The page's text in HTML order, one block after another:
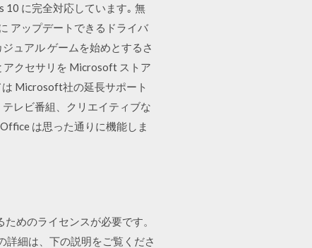
10 に完全対応しています｡ 無
アップデートできるドライバ
ュアル ゲームを始めとするさ
アクセサリを Microsoft ストア
Microsoft社の延長サポート
レビ番組、クリエイティブな
は思った通りに機能しま
めのライセンスが必要です。
詳細は、下の説明をご覧くださ